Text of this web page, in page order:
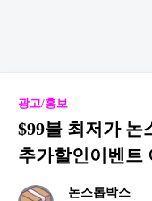
광고/홍보
$99불 최저가 논
추가할인이벤트
논스톱박스